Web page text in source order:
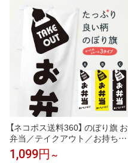
ーン 紫パープル 入園入学 巾着
遠足 キャラNG 女の子 オリジナ
ル 保育園 幼稚園 水玉 ドット＆
チェック
【ネコポス送料360】 のぼり旗 お
弁当／テイクアウト／お持ち帰
りのぼり 2X6X グッズプロ 【名
入れできます+1017円】
1,099円 ～